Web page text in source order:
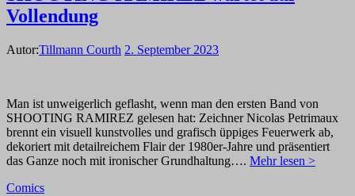
Vollendung
Autor:Tillmann Courth 2. September 2023
Man ist unweigerlich geflasht, wenn man den ersten Band von
SHOOTING RAMIREZ gelesen hat: Zeichner Nicolas Petrimaux
brennt ein visuell kunstvolles und grafisch üppiges Feuerwerk ab,
dekoriert mit detailreichem Flair der 1980er-Jahre und präsentiert
das Ganze noch mit ironischer Grundhaltung…. Mehr lesen >
Comics